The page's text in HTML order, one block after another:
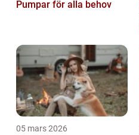
Pumpar för alla behov
05 mars 2026